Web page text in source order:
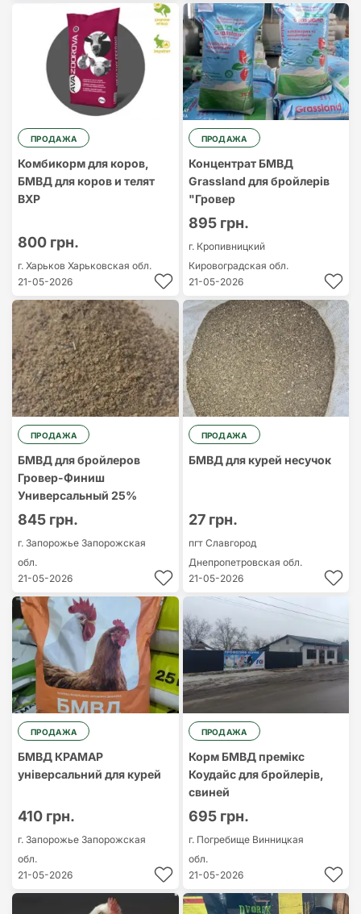
ПРОДАЖА
Комбикорм для коров,
БМВД для коров и телят
ВХР
800 грн.
г. Харьков Харьковская обл.
21-05-2026
ПРОДАЖА
Концентрат БМВД
Grassland для бройлерів
"Гровер
895 грн.
г. Кропивницкий
Кировоградская обл.
21-05-2026
ПРОДАЖА
БМВД для бройлеров
Гровер-Финиш
Универсальный 25%
845 грн.
г. Запорожье Запорожская
обл.
21-05-2026
ПРОДАЖА
БМВД для курей несучок
27 грн.
пгт Славгород
Днепропетровская обл.
21-05-2026
ПРОДАЖА
БМВД КРАМАР
універсальний для курей
410 грн.
г. Запорожье Запорожская
обл.
21-05-2026
ПРОДАЖА
Корм БМВД премікс
Коудайс для бройлерів,
свиней
695 грн.
г. Погребище Винницкая
обл.
21-05-2026